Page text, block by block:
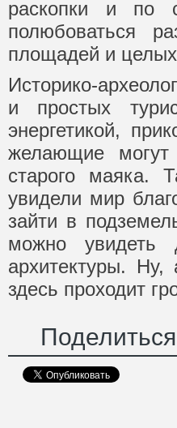
раскопки и
полюбоваться
площадей и целых
Историко-
и простых
энергетикой,
желающие могут
старого маяка.
увидели мир
зайти в
можно увидеть
архитектуры.
здесь проходит
Поделиться